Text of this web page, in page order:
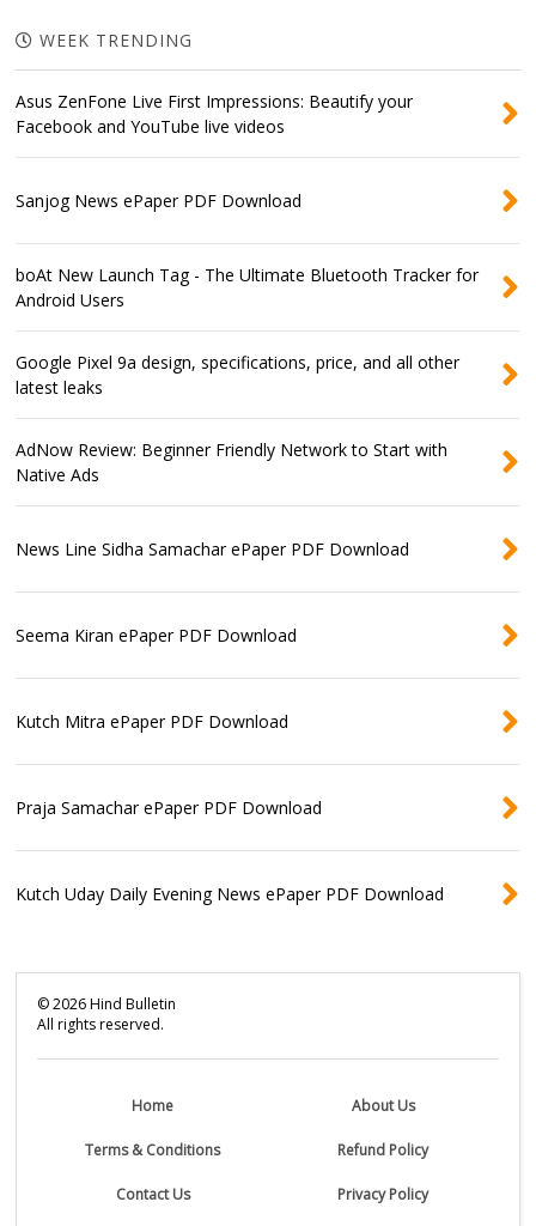
WEEK TRENDING
Asus ZenFone Live First Impressions: Beautify your
Facebook and YouTube live videos
Sanjog News ePaper PDF Download
boAt New Launch Tag - The Ultimate Bluetooth Tracker for
Android Users
Google Pixel 9a design, specifications, price, and all other
latest leaks
AdNow Review: Beginner Friendly Network to Start with
Native Ads
News Line Sidha Samachar ePaper PDF Download
Seema Kiran ePaper PDF Download
Kutch Mitra ePaper PDF Download
Praja Samachar ePaper PDF Download
Kutch Uday Daily Evening News ePaper PDF Download
©2026Hind Bulletin
All rights reserved.
Home About Us
Terms & Conditions Refund Policy
Contact Us Privacy Policy